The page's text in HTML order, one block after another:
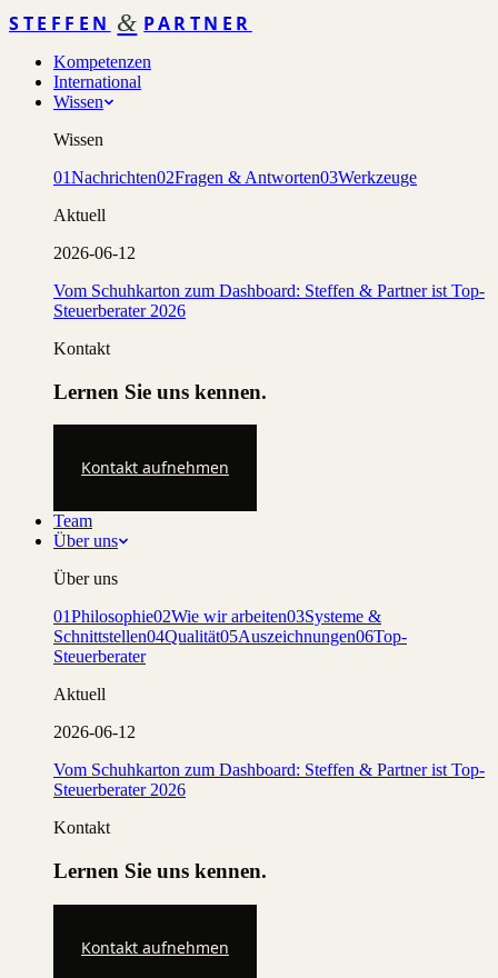
STEFFEN & PARTNER
Kompetenzen
International
Wissen
Wissen
01Nachrichten02Fragen & Antworten03Werkzeuge
Aktuell
2026-06-12
Vom Schuhkarton zum Dashboard: Steffen & Partner ist Top-
Steuerberater 2026
Kontakt
Lernen Sie uns kennen.
Kontakt aufnehmen
Team
Über uns
Über uns
01Philosophie02Wie wir arbeiten03Systeme &
Schnittstellen04Qualität05Auszeichnungen06Top-
Steuerberater
Aktuell
2026-06-12
Vom Schuhkarton zum Dashboard: Steffen & Partner ist Top-
Steuerberater 2026
Kontakt
Lernen Sie uns kennen.
Kontakt aufnehmen